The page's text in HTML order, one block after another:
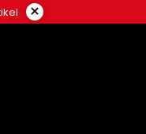
×